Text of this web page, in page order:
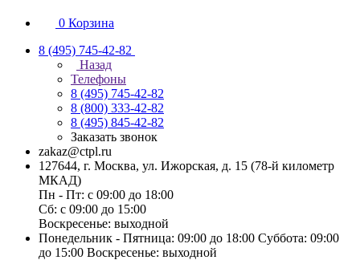
0 Корзина
8 (495) 745-42-82
Назад
Телефоны
8 (495) 745-42-82
8 (800) 333-42-82
8 (495) 845-42-82
Заказать звонок
zakaz@ctpl.ru
127644, г. Москва, ул. Ижорская, д. 15 (78-й километр
МКАД)
Пн - Пт: с 09:00 до 18:00
Сб: с 09:00 до 15:00
Воскресенье: выходной
Понедельник - Пятница: 09:00 до 18:00 Суббота: 09:00
до 15:00 Воскресенье: выходной